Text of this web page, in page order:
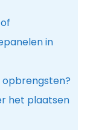
in
het plaatsen